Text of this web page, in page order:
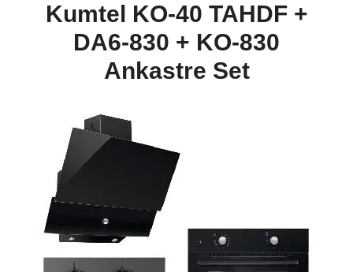
Kumtel KO-40 TAHDF +
DA6-830 + KO-830
Ankastre Set